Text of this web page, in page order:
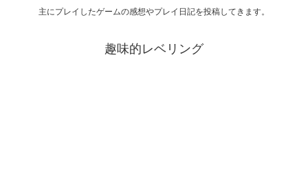
主にプレイしたゲームの感想やプレイ日記を投稿してきます。
趣味的レベリング